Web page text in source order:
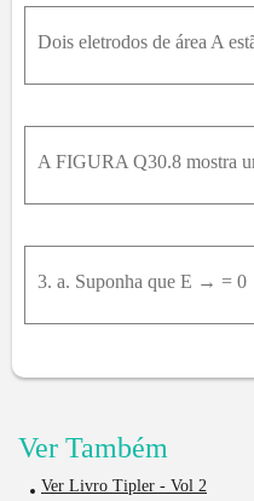
Ver Também
Ver Livro Tipler - Vol 2